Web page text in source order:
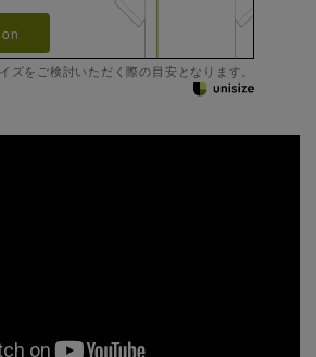
ズをご検討いただく際の目安となります。